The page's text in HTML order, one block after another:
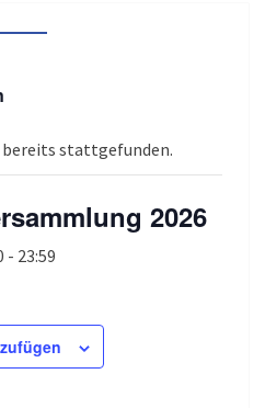
stattgefunden.
2026
- 23:59